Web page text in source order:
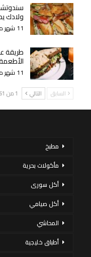
ولادك
11 شهر منذ
طريقة
11 شهر منذ
السابق التالي 1 من 2٬261
مطبخ
مأكولات بحرية
أكل سورى
أكل صيامي
المحاشي
أطباق خليجية